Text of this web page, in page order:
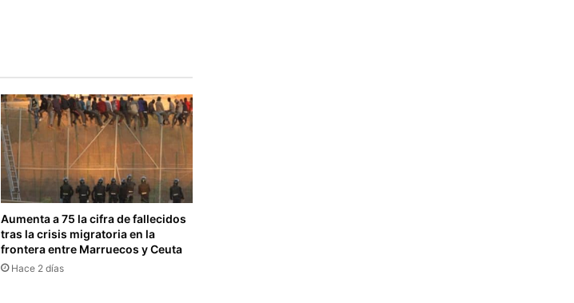
Aumenta a 75 la cifra de fallecidos
tras la crisis migratoria en la
frontera entre Marruecos y Ceuta
Hace 2 días